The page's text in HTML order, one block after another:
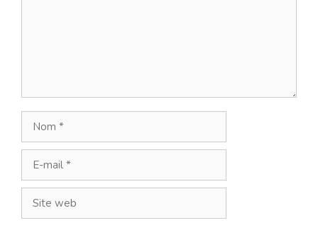
Nom
mail
Site
web